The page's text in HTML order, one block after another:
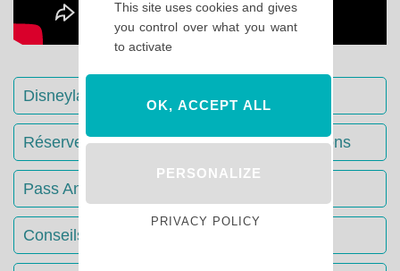
Disneyland Paris : Le guide complet
Réserver votre séjour : toutes les informations
Pass Annuels Disney : informations
Conseils & Astuces Disneyland Paris
This site uses cookies and gives
you control over what you want
to activate
OK, ACCEPT ALL
PERSONALIZE
PRIVACY POLICY